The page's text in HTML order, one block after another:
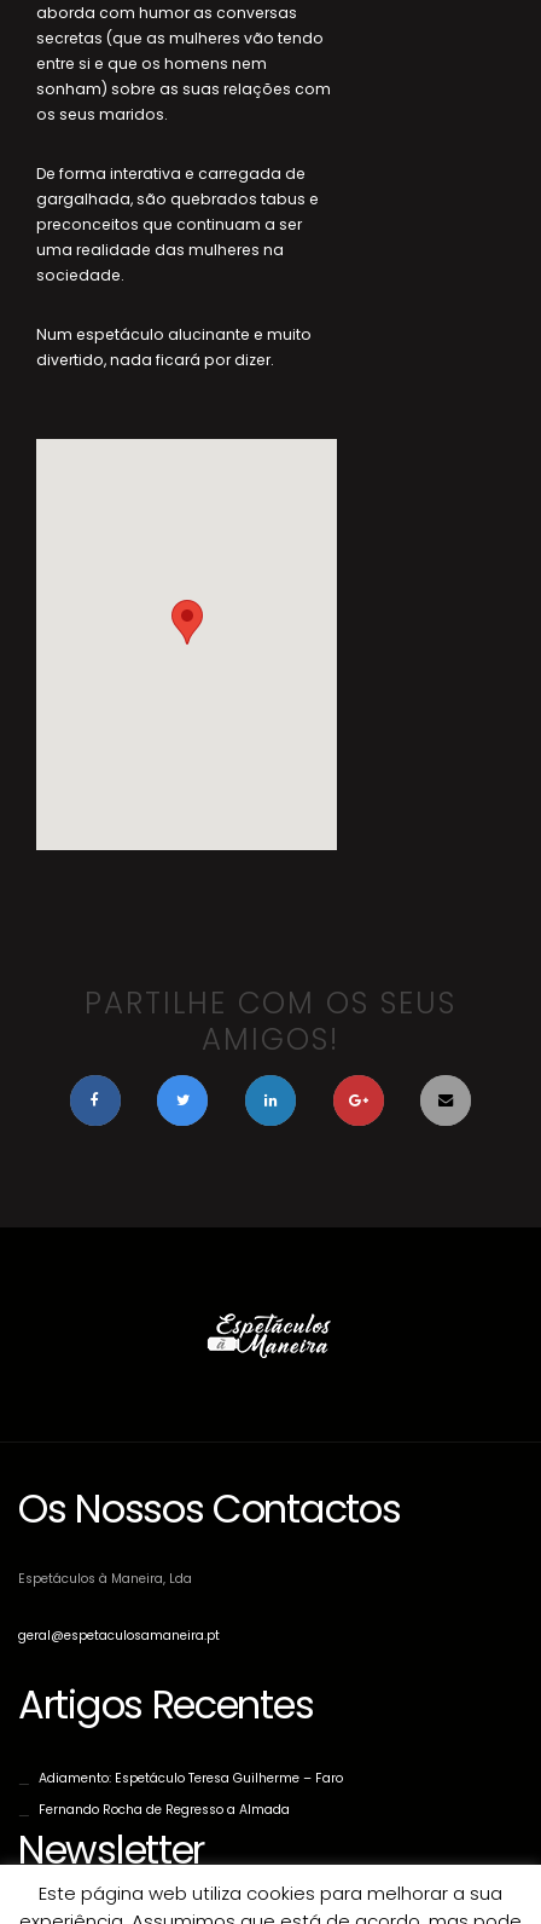
aborda com humor as conversas
secretas (que as mulheres vão tendo
entre si e que os homens nem
sonham) sobre as suas relações com
os seus maridos.
De forma interativa e carregada de
gargalhada, são quebrados tabus e
preconceitos que continuam a ser
uma realidade das mulheres na
sociedade.
Num espetáculo alucinante e muito
divertido, nada ficará por dizer.
PARTILHE COM OS SEUS
AMIGOS!
Os Nossos Contactos
Espetáculos à Maneira, Lda
geral@espetaculosamaneira.pt
Artigos Recentes
Adiamento: Espetáculo Teresa Guilherme – Faro
Fernando Rocha de Regresso a Almada
Newsletter
Este página web utiliza cookies para melhorar a sua